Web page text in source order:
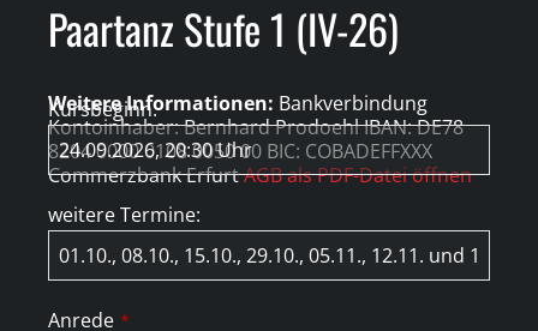
Company
Name
*
Paartanz Stufe 1 (IV-26)
Weitere Informationen: Bankverbindung
Kontoinhaber: Bernhard Prodoehl IBAN: DE78
8204 0000 0108 0050 00 BIC: COBADEFFXXX
Commerzbank ErfurtAGB als PDF-Datei öffnen
Kursbeginn:
weitere Termine:
Anrede *